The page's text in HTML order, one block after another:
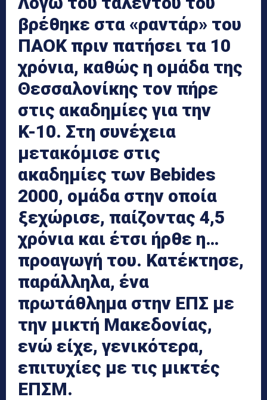
βρέθηκε στα «ραντάρ» του
ΠΑΟΚ πριν πατήσει τα 10
χρόνια, καθώς η ομάδα της
Θεσσαλονίκης τον πήρε
στις ακαδημίες για την
Κ-10. Στη συνέχεια
μετακόμισε στις
ακαδημίες των Bebides
2000, ομάδα στην οποία
ξεχώρισε, παίζοντας 4,5
χρόνια και έτσι ήρθε η…
προαγωγή του. Κατέκτησε,
παράλληλα, ένα
πρωτάθλημα στην ΕΠΣ με
την μικτή Μακεδονίας,
ενώ είχε, γενικότερα,
επιτυχίες με τις μικτές
ΕΠΣΜ.